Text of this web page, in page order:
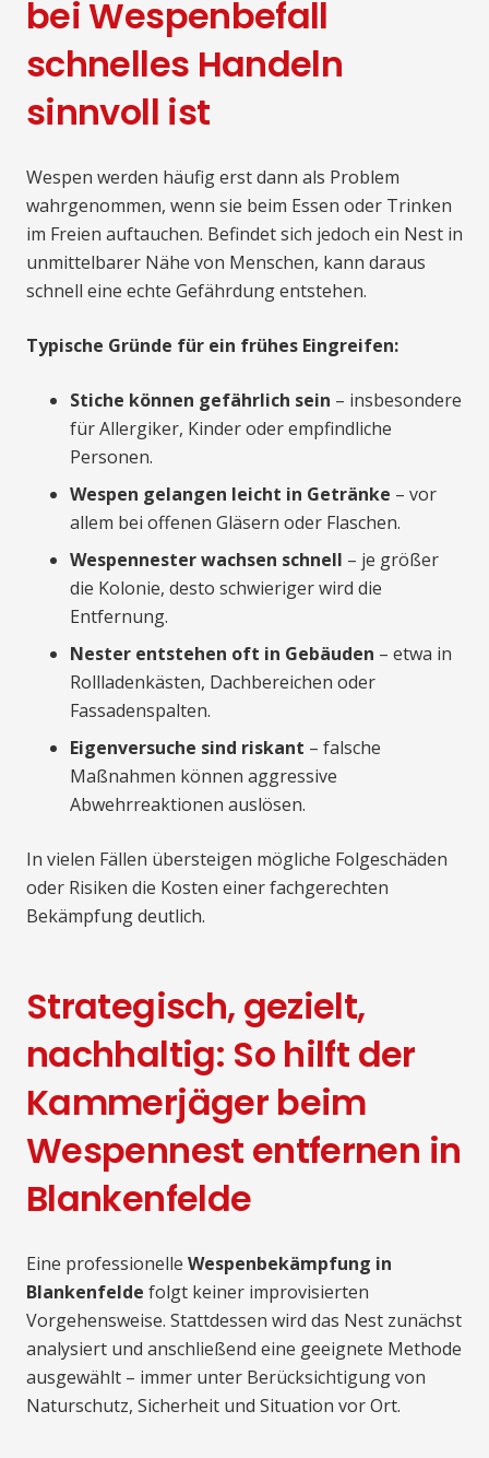
bei Wespenbefall
schnelles Handeln
sinnvoll ist
Wespen werden häufig erst dann als Problem
wahrgenommen, wenn sie beim Essen oder Trinken
im Freien auftauchen. Befindet sich jedoch ein Nest in
unmittelbarer Nähe von Menschen, kann daraus
schnell eine echte Gefährdung entstehen.
Typische Gründe für ein frühes Eingreifen:
Stiche können gefährlich sein – insbesondere
für Allergiker, Kinder oder empfindliche
Personen.
Wespen gelangen leicht in Getränke – vor
allem bei offenen Gläsern oder Flaschen.
Wespennester wachsen schnell – je größer
die Kolonie, desto schwieriger wird die
Entfernung.
Nester entstehen oft in Gebäuden – etwa in
Rollladenkästen, Dachbereichen oder
Fassadenspalten.
Eigenversuche sind riskant – falsche
Maßnahmen können aggressive
Abwehrreaktionen auslösen.
In vielen Fällen übersteigen mögliche Folgeschäden
oder Risiken die Kosten einer fachgerechten
Bekämpfung deutlich.
Strategisch, gezielt,
nachhaltig: So hilft der
Kammerjäger beim
Wespennest entfernen in
Blankenfelde
Eine professionelle Wespenbekämpfung in
Blankenfelde folgt keiner improvisierten
Vorgehensweise. Stattdessen wird das Nest zunächst
analysiert und anschließend eine geeignete Methode
ausgewählt – immer unter Berücksichtigung von
Naturschutz, Sicherheit und Situation vor Ort.